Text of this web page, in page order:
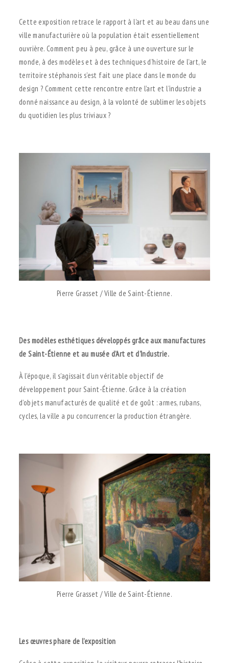
Cette exposition retrace le rapport à l’art et au beau dans une
ville manufacturière où la population était essentiellement
ouvrière. Comment peu à peu, grâce à une ouverture sur le
monde, à des modèles et à des techniques d’histoire de l’art, le
territoire stéphanois s’est fait une place dans le monde du
design ? Comment cette rencontre entre l’art et l’industrie a
donné naissance au design, à la volonté de sublimer les objets
du quotidien les plus triviaux ?
Pierre Grasset / Ville de Saint-Étienne.
Des modèles esthétiques développés grâce aux manufactures
de Saint-Étienne et aumusée d’Art et d’Industrie.
À l’époque, il s’agissait d’un véritable objectif de
développement pour Saint-Étienne. Grâce à la création
d’objets manufacturés de qualité et de goût : armes, rubans,
cycles, la ville a pu concurrencer la production étrangère.
Pierre Grasset / Ville de Saint-Étienne.
Les œuvres phare de l’exposition